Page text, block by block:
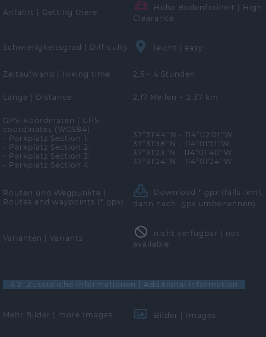
Anfahrt | Getting there
Hohe Bodenfreiheit | High
Clearance
Schwierigkeitsgrad | Difficulty leicht | easy
Zeitaufwand | Hiking time 2,5 - 4 Stunden
Länge | Distance 2,17 Meilen = 2,37 km
GPS-Koordinaten | GPS-
coordinates (WGS84)
- Parkplatz Section 1:
- Parkplatz Section 2:
- Parkplatz Section 3:
- Parkplatz Section 4:
37°31'44''N - 114°02'01''W
37°31'38''N - 114°01'51''W
37°31'23''N - 114°01'40''W
37°31'24''N - 114°01'24''W
Routen und Wegpunkte |
Routes and waypoints (*.gpx)
Download *.gpx (falls .xml,
dann nach .gpx umbenennen)
Varianten | Variants
nicht verfügbar | not
available
3.2 Zusätzliche Informationen | Additional information
Mehr Bilder | more Images Bilder | Images